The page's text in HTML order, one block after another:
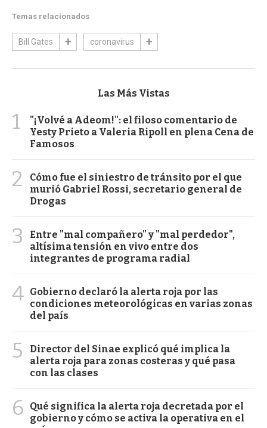
Temas relacionados
Bill Gates coronavirus
Las Más Vistas
1
"¡Volvé a Adeom!": el filoso comentario de
Yesty Prieto a Valeria Ripoll en plena Cena de
Famosos
2
Cómo fue el siniestro de tránsito por el que
murió Gabriel Rossi, secretario general de
Drogas
3
Entre "mal compañero" y "mal perdedor",
altísima tensión en vivo entre dos
integrantes de programa radial
4 Gobierno declaró la alerta roja por las
condiciones meteorológicas en varias zonas
del país
5
Director del Sinae explicó qué implica la
alerta roja para zonas costeras y qué pasa
con las clases
6
Qué significa la alerta roja decretada por el
gobierno y cómo se activa la operativa en el